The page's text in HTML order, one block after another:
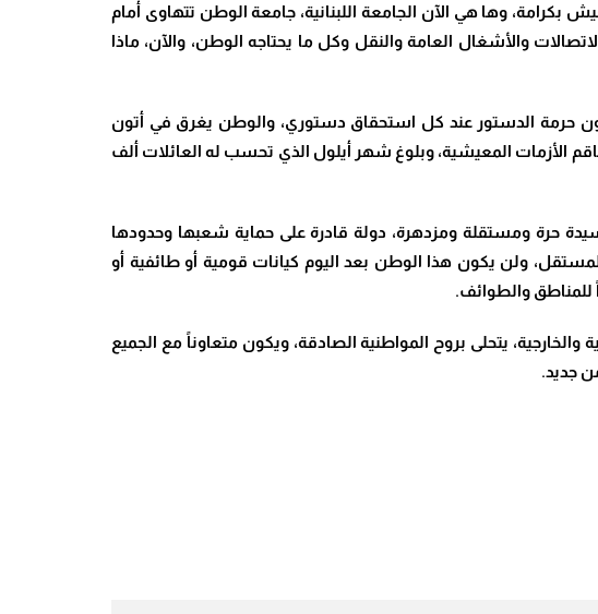
بكرامة، وها هي الآن الجامعة اللبنانية، جامعة الوطن تتهاوى أمام
والأشغال العامة والنقل وكل ما يحتاجه الوطن، والآن، ماذا
حرمة الدستور عند كل استحقاق دستوري، والوطن يغرق في أتون
الأزمات المعيشية، وبلوغ شهر أيلول الذي تحسب له العائلات ألف
حرة ومستقلة ومزدهرة، دولة قادرة على حماية شعبها وحدودها
ولن يكون هذا الوطن بعد اليوم كيانات قومية أو طائفية أو
للمناطق والطوائف.
يتحلى بروح المواطنية الصادقة، ويكون متعاوناً مع الجميع
جديد.